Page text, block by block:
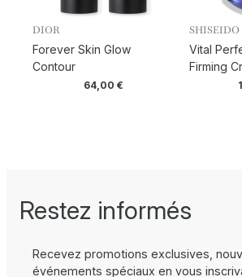
DIOR
Forever Skin Glow
Contour
64,00€
SHISEIDO
Vital
Firming
Restez informés
Recevez promotions exclusives,
événements spéciaux en vous